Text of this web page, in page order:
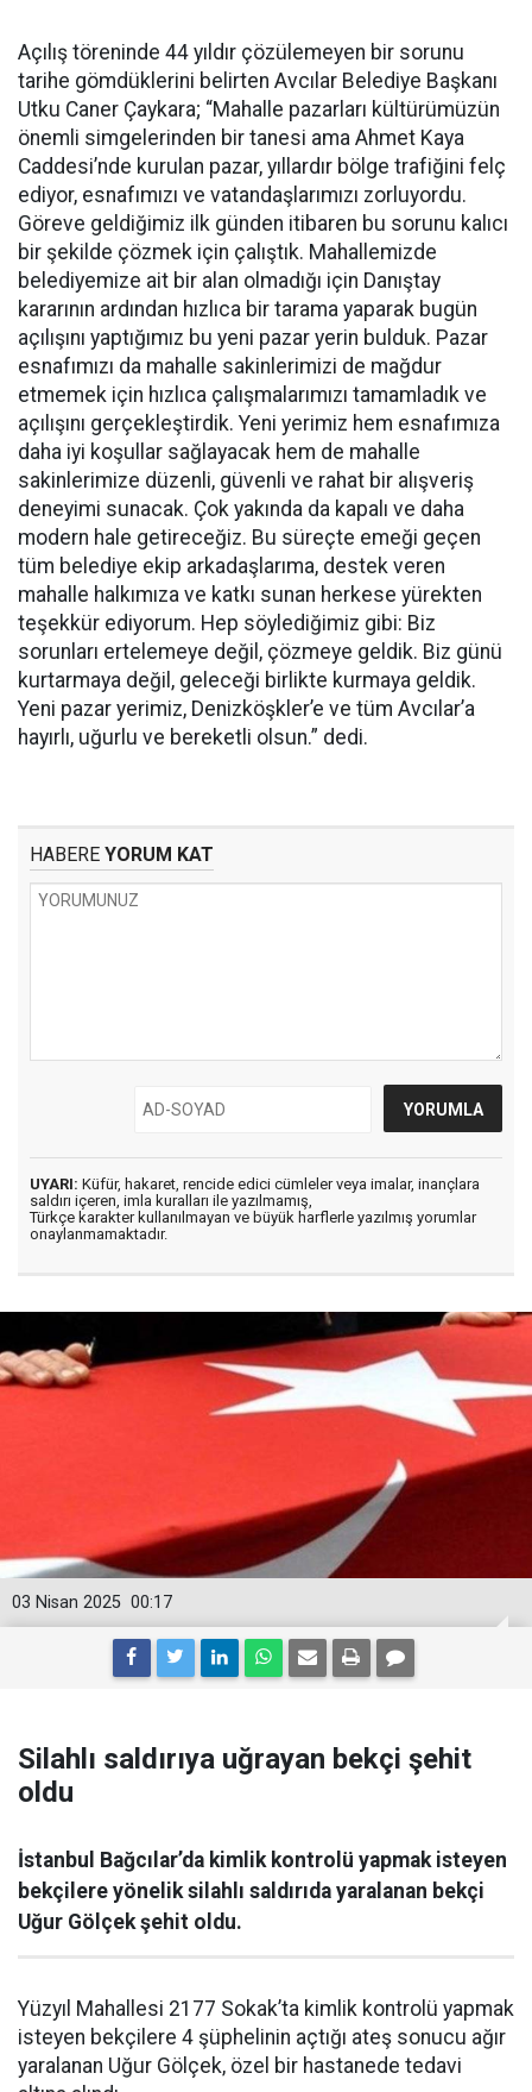
Açılış töreninde 44 yıldır çözülemeyen bir sorunu
tarihe gömdüklerini belirten Avcılar Belediye Başkanı
Utku Caner Çaykara; “Mahalle pazarları kültürümüzün
önemli simgelerinden bir tanesi ama Ahmet Kaya
Caddesi’nde kurulan pazar, yıllardır bölge trafiğini felç
ediyor, esnafımızı ve vatandaşlarımızı zorluyordu.
Göreve geldiğimiz ilk günden itibaren bu sorunu kalıcı
bir şekilde çözmek için çalıştık. Mahallemizde
belediyemize ait bir alan olmadığı için Danıştay
kararının ardından hızlıca bir tarama yaparak bugün
açılışını yaptığımız bu yeni pazar yerin bulduk. Pazar
esnafımızı da mahalle sakinlerimizi de mağdur
etmemek için hızlıca çalışmalarımızı tamamladık ve
açılışını gerçekleştirdik. Yeni yerimiz hem esnafımıza
daha iyi koşullar sağlayacak hem de mahalle
sakinlerimize düzenli, güvenli ve rahat bir alışveriş
deneyimi sunacak. Çok yakında da kapalı ve daha
modern hale getireceğiz. Bu süreçte emeği geçen
tüm belediye ekip arkadaşlarıma, destek veren
mahalle halkımıza ve katkı sunan herkese yürekten
teşekkür ediyorum. Hep söylediğimiz gibi: Biz
sorunları ertelemeye değil, çözmeye geldik. Biz günü
kurtarmaya değil, geleceği birlikte kurmaya geldik.
Yeni pazar yerimiz, Denizköşkler’e ve tüm Avcılar’a
hayırlı, uğurlu ve bereketli olsun.” dedi.
HABERE YORUM KAT
UYARI: Küfür, hakaret, rencide edici cümleler veya imalar, inançlara
saldırı içeren, imla kuralları ile yazılmamış,
Türkçe karakter kullanılmayan ve büyük harflerle yazılmış yorumlar
onaylanmamaktadır.
00:17
03 Nisan 2025
Silahlı saldırıya uğrayan bekçi şehit
oldu
İstanbul Bağcılar’da kimlik kontrolü yapmak isteyen
bekçilere yönelik silahlı saldırıda yaralanan bekçi
Uğur Gölçek şehit oldu.
Yüzyıl Mahallesi 2177 Sokak’ta kimlik kontrolü yapmak
isteyen bekçilere 4 şüphelinin açtığı ateş sonucu ağır
yaralanan Uğur Gölçek, özel bir hastanede tedavi